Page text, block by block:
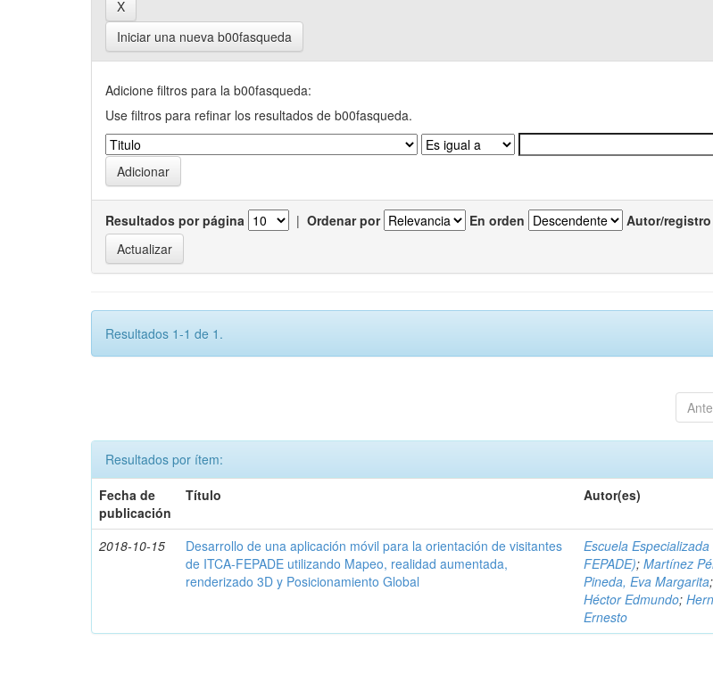
Iniciar una nueva b00fasqueda
Adicione filtros para la b00fasqueda:
Use filtros para refinar los resultados de b00fasqueda.
Resultados por página | Ordenar por En orden Autor/registro
Resultados 1-1 de 1.
Resultados por ítem:
Fecha de
publicación
Título Autor(es)
2018-10-15
Desarrollo de una aplicación móvil para la orientación de visitantes
de ITCA-FEPADE utilizando Mapeo, realidad aumentada,
renderizado 3D y Posicionamiento Global
Escuela
FEPADE);Martínez
Pineda, Eva Margarita;
Héctor Edmundo;
Ernesto